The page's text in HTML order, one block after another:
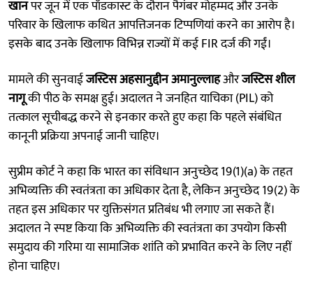
खानपर जून में एक पॉडकास्ट के दौरान पैगंबर मोहम्मद और उनके
परिवार के खिलाफ कथित आपत्तिजनक टिप्पणियां करने का आरोप है।
इसके बाद उनके खिलाफ विभिन्न राज्यों में कई FIR दर्ज की गईं।
मामले की सुनवाईजस्टिस अहसानुद्दीन अमानुल्लाहऔरजस्टिस शील
नागूकी पीठ के समक्ष हुई। अदालत ने जनहित याचिका (PIL) को
तत्काल सूचीबद्ध करने से इनकार करते हुए कहा कि पहले संबंधित
कानूनी प्रक्रिया अपनाई जानी चाहिए।
सुप्रीम कोर्ट ने कहा कि भारत का संविधान अनुच्छेद 19(1)(a) के तहत
अभिव्यक्ति की स्वतंत्रता का अधिकार देता है, लेकिन अनुच्छेद 19(2) के
तहत इस अधिकार पर युक्तिसंगत प्रतिबंध भी लगाए जा सकते हैं।
अदालत ने स्पष्ट किया कि अभिव्यक्ति की स्वतंत्रता का उपयोग किसी
समुदाय की गरिमा या सामाजिक शांति को प्रभावित करने के लिए नहीं
होना चाहिए।